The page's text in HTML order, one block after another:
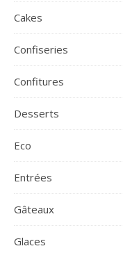
Cakes
Confiseries
Confitures
Desserts
Eco
Entrées
Gâteaux
Glaces